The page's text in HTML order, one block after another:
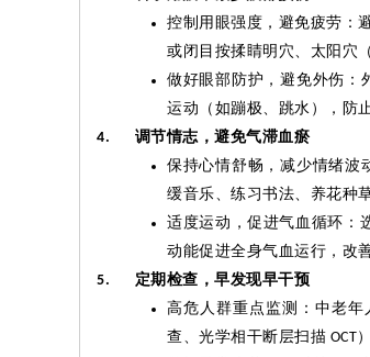
控制用眼强度，避免疲劳：
或闭目按揉睛明穴、太阳穴
做好眼部防护，避免外伤：
运动（如蹦极、跳水），防
4.
调节情志，避免气滞血瘀
保持心情舒畅，减少情绪波
缓音乐、练习书法、养花种
适度运动，促进气血循环：
动能促进全身气血运行，改
5.
定期检查，早发现早干预
高危人群重点监测：中老
查、光学相干断层扫描 OCT